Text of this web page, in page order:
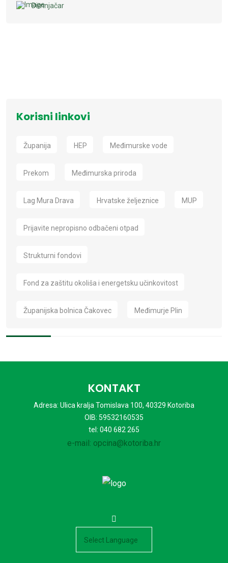
Dimnjačar
Korisni linkovi
Županija HEP Međimurske vode
Prekom Međimurska priroda
Lag Mura Drava Hrvatske željeznice MUP
Prijavite nepropisno odbačeni otpad
Strukturni fondovi
Fond za zaštitu okoliša i energetsku učinkovitost
Županijska bolnica Čakovec Međimurje Plin
KONTAKT
Adresa: Ulica kralja Tomislava 100, 40329 Kotoriba
OIB: 59532160535
tel: 040 682 265
e-mail: opcina@kotoriba.hr